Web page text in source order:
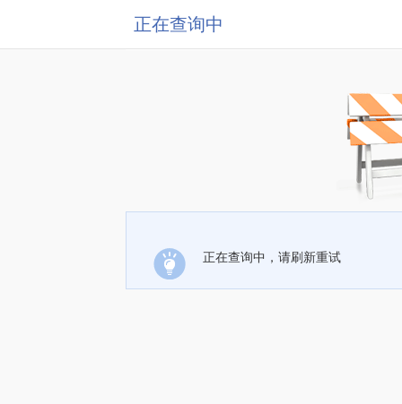
正在查询中
正在查询中，请刷新重试